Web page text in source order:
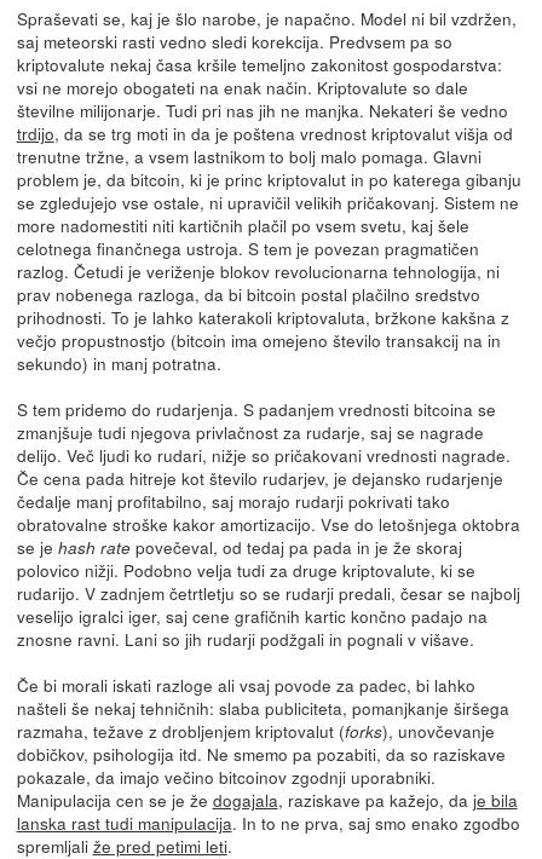
Spraševati se, kaj je šlo narobe, je napačno. Model ni bil vzdržen,
saj meteorski rasti vedno sledi korekcija. Predvsem pa so
kriptovalute nekaj časa kršile temeljno zakonitost gospodarstva:
vsi ne morejo obogateti na enak način. Kriptovalute so dale
številne milijonarje. Tudi pri nas jih ne manjka. Nekateri še vedno
trdijo, da se trg moti in da je poštena vrednost kriptovalut višja od
trenutne tržne, a vsem lastnikom to bolj malo pomaga. Glavni
problem je, da bitcoin, ki je princ kriptovalut in po katerega gibanju
se zgledujejo vse ostale, ni upravičil velikih pričakovanj. Sistem ne
more nadomestiti niti kartičnih plačil po vsem svetu, kaj šele
celotnega finančnega ustroja. S tem je povezan pragmatičen
razlog. Četudi je veriženje blokov revolucionarna tehnologija, ni
prav nobenega razloga, da bi bitcoin postal plačilno sredstvo
prihodnosti. To je lahko katerakoli kriptovaluta, bržkone kakšna z
večjo propustnostjo (bitcoin ima omejeno število transakcij na in
sekundo) in manj potratna.
S tem pridemo do rudarjenja. S padanjem vrednosti bitcoina se
zmanjšuje tudi njegova privlačnost za rudarje, saj se nagrade
delijo. Več ljudi ko rudari, nižje so pričakovani vrednosti nagrade.
Če cena pada hitreje kot število rudarjev, je dejansko rudarjenje
čedalje manj profitabilno, saj morajo rudarji pokrivati tako
obratovalne stroške kakor amortizacijo. Vse do letošnjega oktobra
se je hash ratepovečeval, od tedaj pa pada in je že skoraj
polovico nižji. Podobno velja tudi za druge kriptovalute, ki se
rudarijo. V zadnjem četrtletju so se rudarji predali, česar se najbolj
veselijo igralci iger, saj cene grafičnih kartic končno padajo na
znosne ravni. Lani so jih rudarji podžgali in pognali v višave.
Če bi morali iskati razloge ali vsaj povode za padec, bi lahko
našteli še nekaj tehničnih: slaba publiciteta, pomanjkanje širšega
razmaha, težave z drobljenjem kriptovalut (forks), unovčevanje
dobičkov, psihologija itd. Ne smemo pa pozabiti, da so raziskave
pokazale, da imajo večino bitcoinov zgodnji uporabniki.
Manipulacija cen se je že dogajala, raziskave pa kažejo, da je bila
lanska rast tudi manipulacija. In to ne prva, saj smo enako zgodbo
spremljali že pred petimi leti.